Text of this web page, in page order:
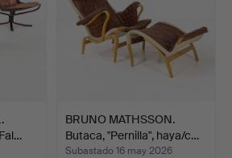
BRUNO MATHSSON.
Butaca, "Pernilla", haya/c…
Subastado 16 may 2026